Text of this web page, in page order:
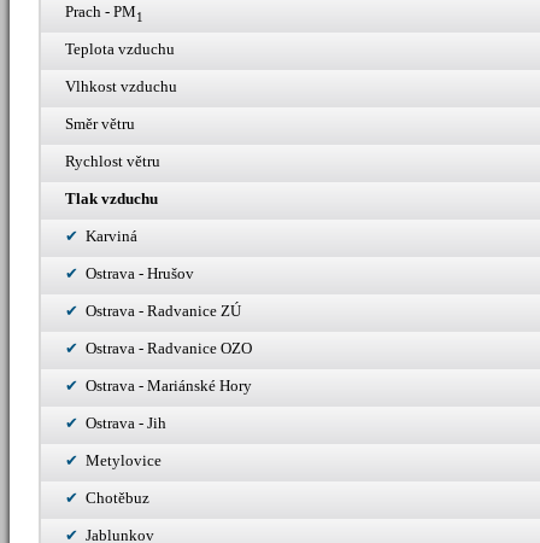
Prach - PM1
Teplota vzduchu
Vlhkost vzduchu
Směr větru
Rychlost větru
Tlak vzduchu
Karviná
Ostrava - Hrušov
Ostrava - Radvanice ZÚ
Ostrava - Radvanice OZO
Ostrava - Mariánské Hory
Ostrava - Jih
Metylovice
Chotěbuz
Jablunkov